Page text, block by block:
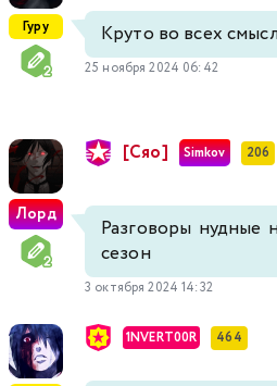
Гуру Круто во всех
25 ноября 2024 06:42
Лорд
[Сяо] Simkov 206
Разговоры
сезон
3 октября 2024 14:32
1NVERT00R 464